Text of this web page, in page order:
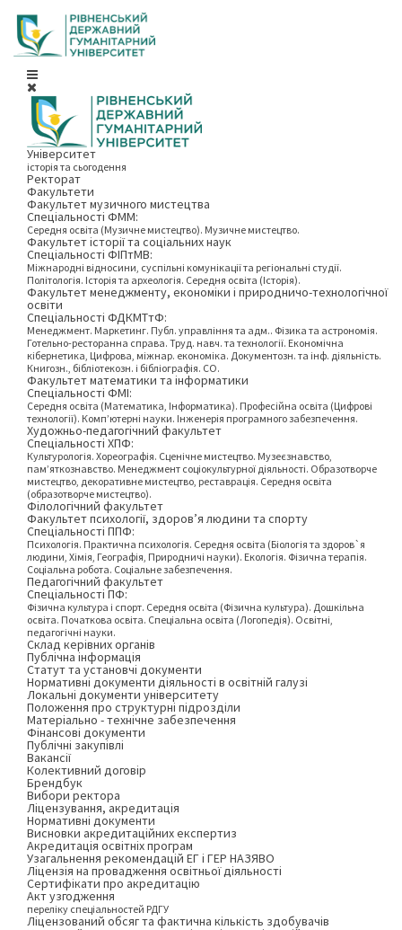
Університет
історія та сьогодення
Ректорат
Факультети
Факультет музичного мистецтва
Спеціальності ФММ:
Середня освіта (Музичне мистецтво). Музичне мистецтво.
Факультет історії та соціальних наук
Спеціальності ФІПтМВ:
Міжнародні відносини, суспільні комунікації та регіональні студії.
Політологія. Історія та археологія. Середня освіта (Історія).
Факультет менеджменту, економіки і природничо-технологічної
освіти
Спеціальності ФДКМТтФ:
Менеджмент. Маркетинг. Публ. управління та адм.. Фізика та астрономія.
Готельно-ресторанна справа. Труд. навч. та технології. Економічна
кібернетика, Цифрова, міжнар. економіка. Документозн. та інф. діяльність.
Книгозн., бібліотекозн. і бібліографія. СО.
Факультет математики та інформатики
Спеціальності ФМІ:
Середня освіта (Математика, Інформатика). Професійна освіта (Цифрові
технології). Комп’ютерні науки. Інженерія програмного забезпечення.
Художньо-педагогічний факультет
Спеціальності ХПФ:
Культурологія. Хореографія. Сценічне мистецтво. Музеєзнавство,
пам’яткознавство. Менеджмент соціокультурної діяльності. Образотворче
мистецтво, декоративне мистецтво, реставрація. Середня освіта
(образотворче мистецтво).
Філологічний факультет
Факультет психології, здоров’я людини та спорту
Спеціальності ППФ:
Психологія. Практична психологія. Середня освіта (Біологія та здоров`я
людини, Хімія, Географія, Природничі науки). Екологія. Фізична терапія.
Соціальна робота. Соціальне забезпечення.
Педагогічний факультет
Спеціальності ПФ:
Фізична культура і спорт. Середня освіта (Фізична культура). Дошкільна
освіта. Початкова освіта. Спеціальна освіта (Логопедія). Освітні,
педагогічні науки.
Склад керівних органів
Публічна інформація
Статут та установчі документи
Нормативні документи діяльності в освітній галузі
Локальні документи університету
Положення про структурні підрозділи
Матеріально - технічне забезпечення
Фінансові документи
Публічні закупівлі
Вакансії
Колективний договір
Брендбук
Вибори ректора
Ліцензування, акредитація
Нормативні документи
Висновки акредитаційних експертиз
Акредитація освітніх програм
Узагальнення рекомендацій ЕГ і ГЕР НАЗЯВО
Ліцензія на провадження освітньої діяльності
Сертифікати про акредитацію
Акт узгодження
переліку спеціальностей РДГУ
Ліцензований обсяг та фактична кількість здобувачів